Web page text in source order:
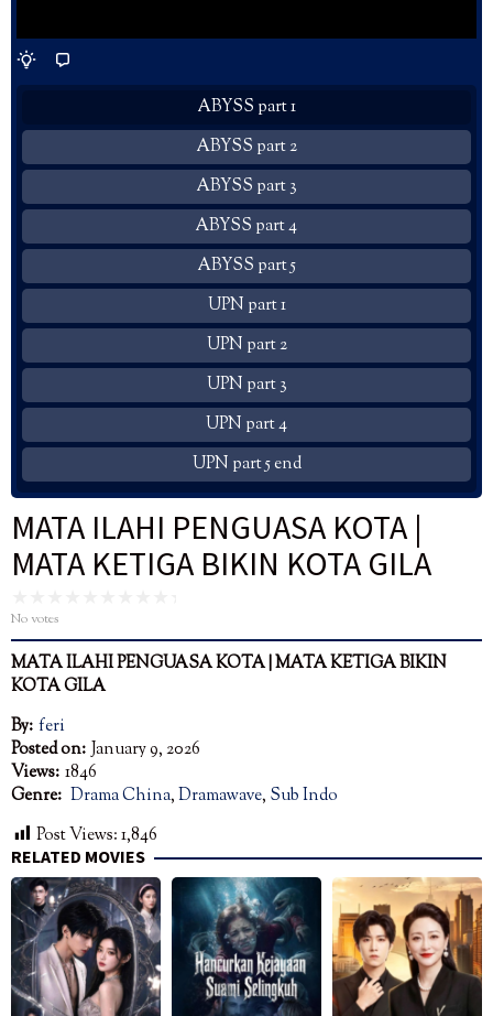
ABYSS part 1
ABYSS part 2
ABYSS part 3
ABYSS part 4
ABYSS part 5
UPN part 1
UPN part 2
UPN part 3
UPN part 4
UPN part 5 end
MATA ILAHI PENGUASA KOTA |
MATA KETIGA BIKIN KOTA GILA
No votes
MATA ILAHI PENGUASA KOTA| MATA KETIGA BIKIN
KOTA GILA
By: feri
Posted on: January 9, 2026
Views: 1846
Genre: Drama China,Dramawave, Sub Indo
Post Views:1,846
RELATED MOVIES